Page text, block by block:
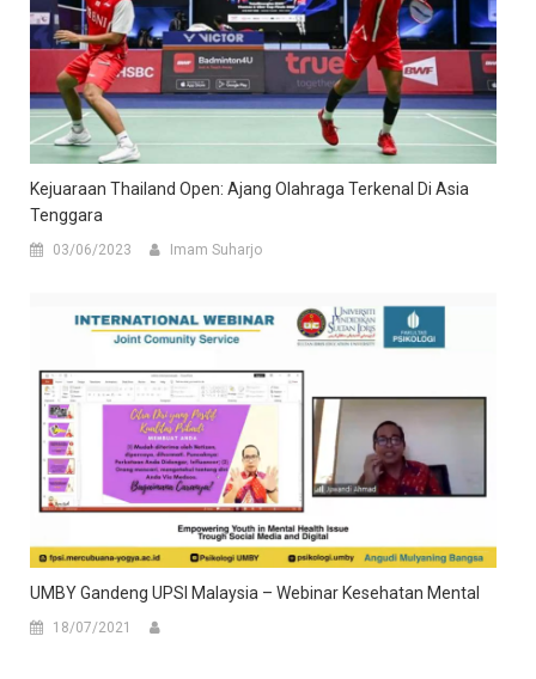
Kejuaraan Thailand Open: Ajang Olahraga Terkenal Di Asia
Tenggara
03/06/2023 Imam Suharjo
UMBY Gandeng UPSI Malaysia – Webinar Kesehatan Mental
18/07/2021